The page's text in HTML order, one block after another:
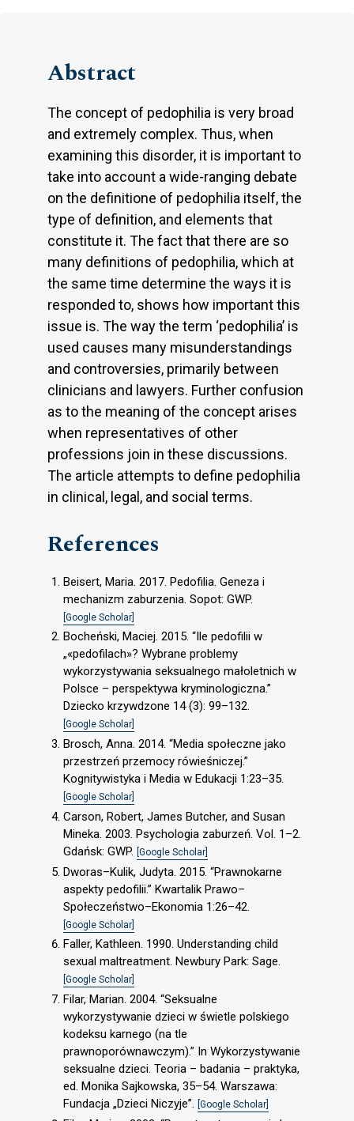
Abstract
The concept of pedophilia is very broad
and extremely complex. Thus, when
examining this disorder, it is important to
take into account a wide-ranging debate
on the definitione of pedophilia itself, the
type of definition, and elements that
constitute it. The fact that there are so
many definitions of pedophilia, which at
the same time determine the ways it is
responded to, shows how important this
issue is. The way the term ‘pedophilia’ is
used causes many misunderstandings
and controversies, primarily between
clinicians and lawyers. Further confusion
as to the meaning of the concept arises
when representatives of other
professions join in these discussions.
The article attempts to define pedophilia
in clinical, legal, and social terms.
References
Beisert, Maria. 2017. Pedofilia. Geneza i
mechanizm zaburzenia. Sopot: GWP.
[Google Scholar]
Bocheński, Maciej. 2015. “Ile pedofilii w
„«pedofilach»? Wybrane problemy
wykorzystywania seksualnego małoletnich w
Polsce – perspektywa kryminologiczna.”
Dziecko krzywdzone 14 (3): 99–132.
[Google Scholar]
Brosch, Anna. 2014. “Media społeczne jako
przestrzeń przemocy rówieśniczej.”
Kognitywistyka i Media w Edukacji 1:23–35.
[Google Scholar]
Carson, Robert, James Butcher, and Susan
Mineka. 2003. Psychologia zaburzeń. Vol. 1–2.
Gdańsk: GWP. [Google Scholar]
Dworas–Kulik, Judyta. 2015. “Prawnokarne
aspekty pedofilii.” Kwartalik Prawo–
Społeczeństwo–Ekonomia 1:26–42.
[Google Scholar]
Faller, Kathleen. 1990. Understanding child
sexual maltreatment. Newbury Park: Sage.
[Google Scholar]
Filar, Marian. 2004. “Seksualne
wykorzystywanie dzieci w świetle polskiego
kodeksu karnego (na tle
prawnoporównawczym).” In Wykorzystywanie
seksualne dzieci. Teoria – badania – praktyka,
ed. Monika Sajkowska, 35–54. Warszawa:
Fundacja „Dzieci Niczyje”. [Google Scholar]